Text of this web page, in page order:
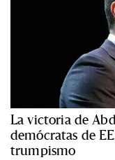
La victoria de
demócratas de
trumpismo